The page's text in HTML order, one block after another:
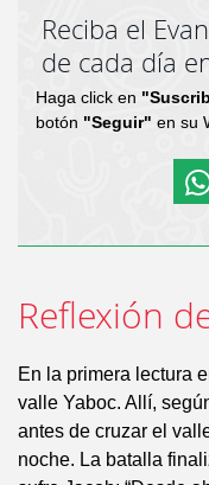
Reciba el
de cada día
Haga click en
botón "Seguir" en su
Reflexión
En la primera lectura
valle Yaboc. Allí,
antes de cruzar el
noche. La batalla